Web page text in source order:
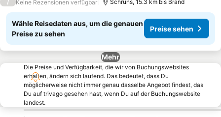
/ Keine Rezensionen verfügbar Schruns, 15.3 km bis Brand
Wähle Reisedaten aus, um die genauen
Preise zu sehen
Preise sehen
Mehr
Die Preise und Verfügbarkeit, die wir von Buchungswebsites
erhalten, ändern sich laufend. Das bedeutet, dass Du
möglicherweise nicht immer genau dasselbe Angebot findest, das
Du auf trivago gesehen hast, wenn Du auf der Buchungswebsite
landest.